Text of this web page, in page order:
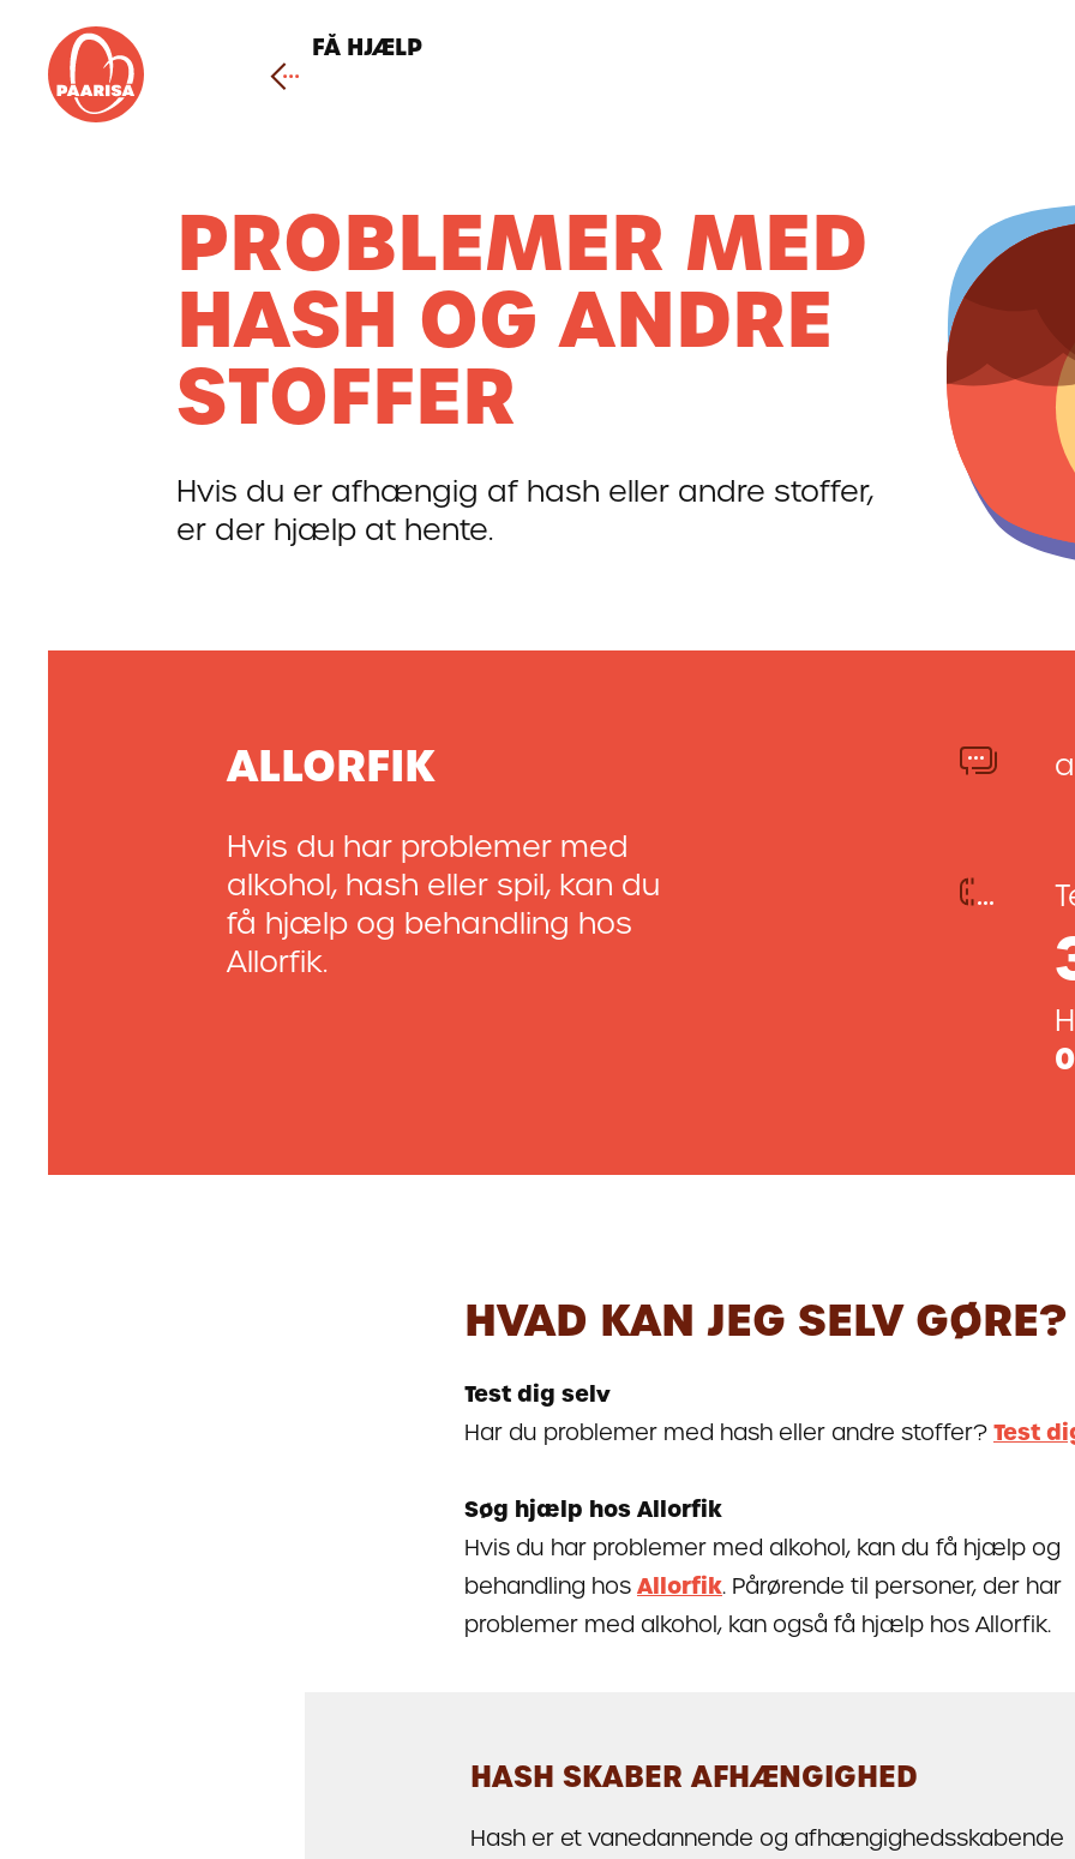
forsiden
FÅ HJÆLP
PROBLEMER MED
HASH OG ANDRE
STOFFER
Hvis du er afhængig af hash eller andre stoffer,
er der hjælp at hente.
ALLORFIK
Hvis du har problemer med
alkohol, hash eller spil, kan du
få hjælp og behandling hos
Allorfik.
HVAD KAN JEG SELV GØRE?
Test dig selv
Har du problemer med hash eller andre stoffer? Test
Søg hjælp hos Allorfik
Hvis du har problemer med alkohol, kan du få hjælp og
behandling hos Allorfik. Pårørende til personer, der har
problemer med alkohol, kan også få hjælp hos Allorfik.
HASH SKABER AFHÆNGIGHED
Hash er et vanedannende og afhængighedsskabende